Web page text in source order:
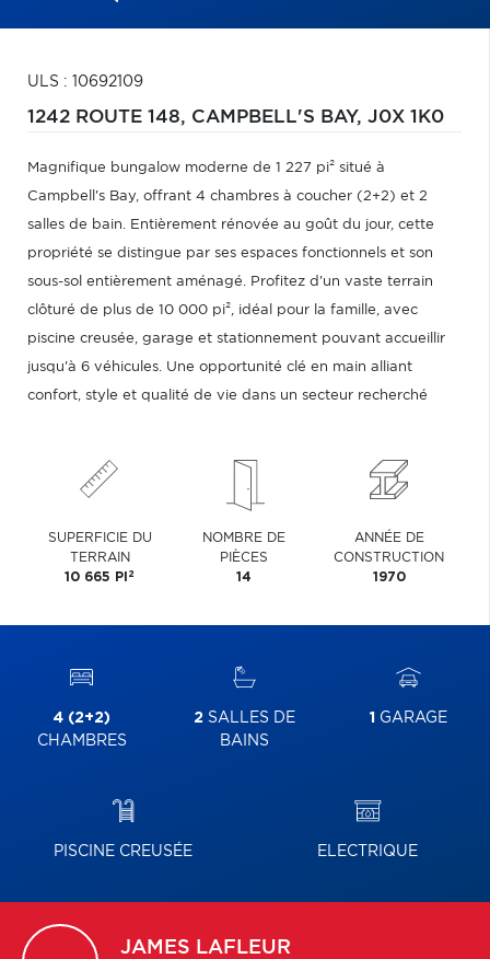
ULS : 10692109
1242 ROUTE 148, CAMPBELL'S BAY, J0X 1K0
Magnifique bungalow moderne de 1 227 pi² situé à
Campbell's Bay, offrant 4 chambres à coucher (2+2) et 2
salles de bain. Entièrement rénovée au goût du jour, cette
propriété se distingue par ses espaces fonctionnels et son
sous-sol entièrement aménagé. Profitez d'un vaste terrain
clôturé de plus de 10 000 pi², idéal pour la famille, avec
piscine creusée, garage et stationnement pouvant accueillir
jusqu'à 6 véhicules. Une opportunité clé en main alliant
confort, style et qualité de vie dans un secteur recherché
SUPERFICIE DU
TERRAIN
10 665 PI 2
NOMBRE DE
PIÈCES
14
ANNÉE DE
CONSTRUCTION
1970
4 (2+2)
CHAMBRES
2 SALLES DE
BAINS
1 GARAGE
PISCINE CREUSÉE ELECTRIQUE
JAMES LAFLEUR